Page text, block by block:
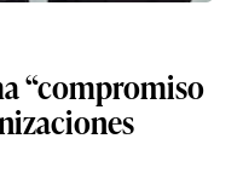
“compromiso